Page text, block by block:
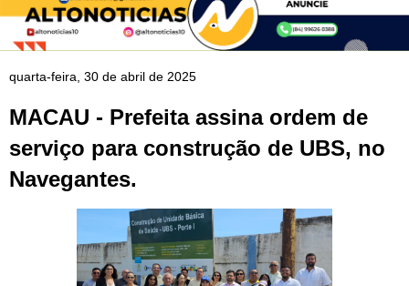
quarta-feira, 30 de abril de 2025
MACAU - Prefeita assina ordem de
serviço para construção de UBS, no
Navegantes.